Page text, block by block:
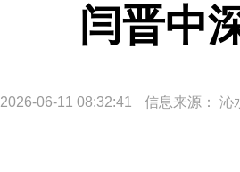
闫晋中
2026-06-11 08:32:41 信息来源： 沁